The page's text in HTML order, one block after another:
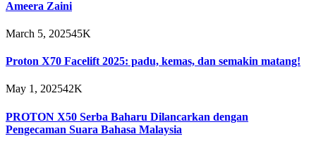
Ameera Zaini
March 5, 202545K
Proton X70 Facelift 2025: padu, kemas, dan semakin matang!
May 1, 202542K
PROTON X50 Serba Baharu Dilancarkan dengan
Pengecaman Suara Bahasa Malaysia